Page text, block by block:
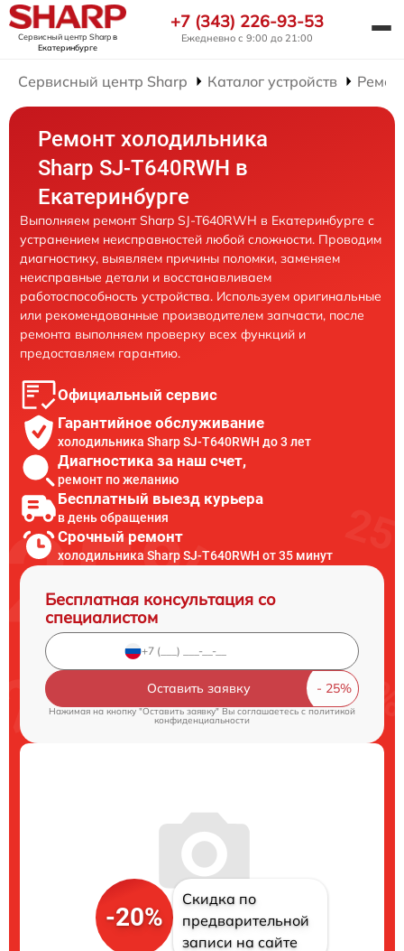
Сервисный центр Sharpв
Екатеринбурге
+7 (343) 226-93-53
Ежедневно с 9:00 до 21:00
Сервисный центр Sharp Каталог устройств
Ремонт холодильника
Sharp SJ-T640RWH в
Екатеринбурге
Выполняем ремонт Sharp SJ-T640RWH в Екатеринбурге с
устранением неисправностей любой сложности. Проводим
диагностику, выявляем причины поломки, заменяем
неисправные детали и восстанавливаем
работоспособность устройства. Используем оригинальные
или рекомендованные производителем запчасти, после
ремонта выполняем проверку всех функций и
предоставляем гарантию.
Официальный сервис
Гарантийное обслуживание
холодильника Sharp SJ-T640RWH до 3 лет
Диагностика за наш счет,
ремонт по желанию
Бесплатный выезд курьера
в день обращения
Срочный ремонт
холодильника Sharp SJ-T640RWH от 35 минут
Бесплатная консультация со
специалистом
Оставить заявку
Нажимая на кнопку "Оставить заявку" Вы соглашаетесь cполитикой
конфиденциальности
-20%
Скидка по
предварительной
записи на сайте